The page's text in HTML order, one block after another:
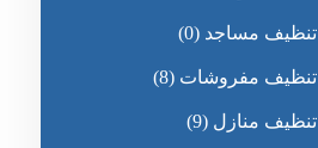
تنظيف مساجد (0)
تنظيف مفروشات (8)
تنظيف منازل (9)